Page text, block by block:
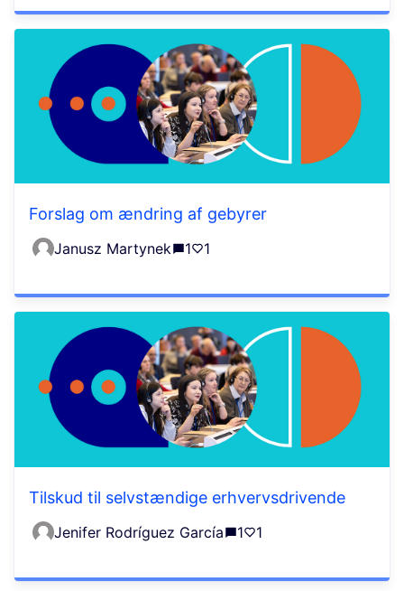
Forslag om ændring af gebyrer
Janusz Martynek 1 1
Tilskud til selvstændige erhvervsdrivende
Jenifer Rodríguez García 1 1